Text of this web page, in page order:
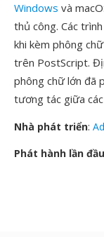
Windows và
thủ công. Các
khi kèm phông
trên PostScript.
phông chữ lớn đã
tương tác giữa
Nhà phát triển:
Phát hành lần đầu